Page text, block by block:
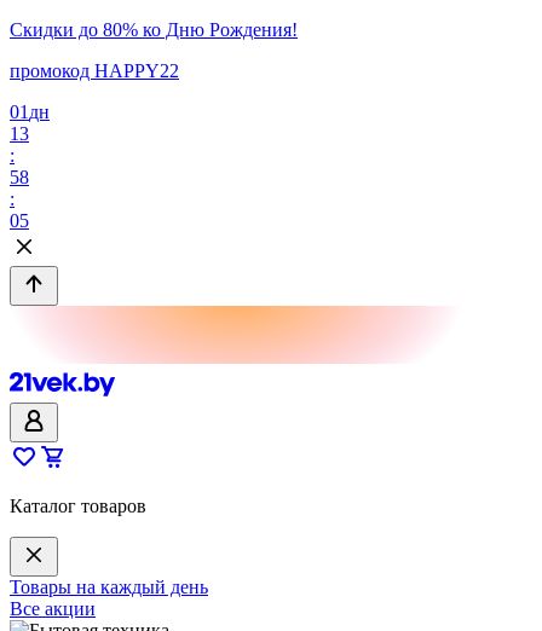
Скидки до 80% ко Дню Рождения!
промокод HAPPY22
01 дн
13
:
58
:
05
Каталог товаров
Товары на каждый день
Все акции